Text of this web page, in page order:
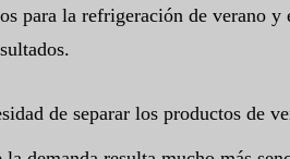
para la refrigeración de verano
de separar los productos de